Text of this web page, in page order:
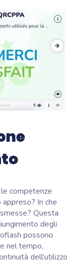
competenze
In che
Questa
degli
possono
nel tempo,
dell’utilizzo